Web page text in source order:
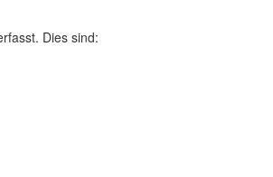
Dies sind: